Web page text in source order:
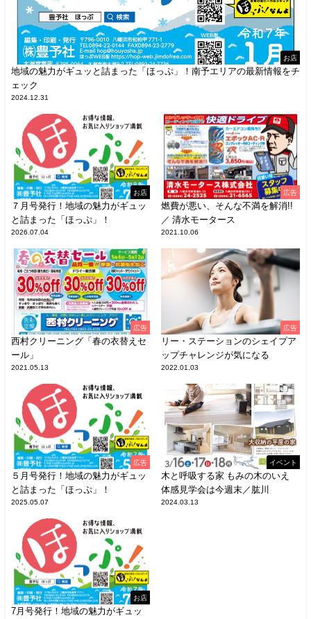
お店
地域の魅力がギュッと詰まった「ほっぷ」！南予エリアの最新情報をチ
ェック
2024.12.31
お店
７月号発行！地域の魅力がギュッ
と詰まった「ほっぷ」！
2026.07.04
広告
燃費が悪い、そんな不満を解消!!
／ 清水モータース
2021.10.06
広告
西村クリーニング「春の衣替えセ
ール」
2021.05.13
広告
リー・ステーションのシェイプア
ップチャレンジが気になる
2022.01.03
広告
５月号発行！地域の魅力がギュッ
と詰まった「ほっぷ」！
2025.05.07
イベント
木と呼吸する家 もみの木のいえ
体感見学会は今週末／肱川
2024.03.13
お店
7月号発行！地域の魅力がギュッ